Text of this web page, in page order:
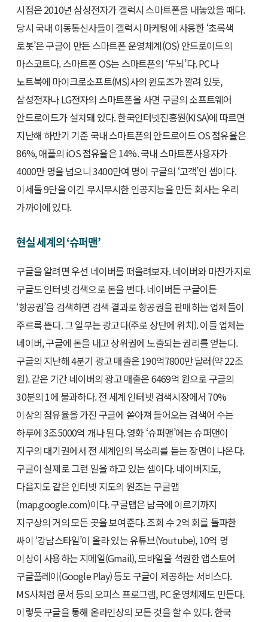
시점은 2010년 삼성전자가 갤럭시 스마트폰을 내놓았을 때다.
당시 국내 이동통신사들이 갤럭시 마케팅에 사용한 ‘초록색
로봇’은 구글이 만든 스마트폰 운영체계(OS) 안드로이드의
마스코트다. 스마트폰 OS는 스마트폰의 ‘두뇌’다. PC나
노트북에 마이크로소프트(MS)사의 윈도즈가 깔려 있듯,
삼성전자나 LG전자의 스마트폰을 사면 구글의 소프트웨어
안드로이드가 설치돼 있다. 한국인터넷진흥원(KISA)에 따르면
지난해 하반기 기준 국내 스마트폰의 안드로이드 OS 점유율은
86%, 애플의 iOS 점유율은 14%. 국내 스마트폰사용자가
4000만 명을 넘으니 3400만여 명이 구글의 ‘고객’인 셈이다.
이세돌 9단을 이긴 무시무시한 인공지능을 만든 회사는 우리
가까이에 있다.
현실 세계의 ‘슈퍼맨’
구글을 알려면 우선 네이버를 떠올려보자. 네이버와 마찬가지로
구글도 인터넷 검색으로 돈을 번다. 네이버든 구글이든
‘항공권’을 검색하면 검색 결과로 항공권을 판매하는 업체들이
주르륵 뜬다. 그 일부는 광고다(주로 상단에 위치). 이들 업체는
네이버, 구글에 돈을 내고 상위권에 노출되는 권리를 얻는다.
구글의 지난해 4분기 광고 매출은 190억7800만 달러(약 22조
원). 같은 기간 네이버의 광고 매출은 6469억 원으로 구글의
30분의 1에 불과하다. 전 세계 인터넷 검색시장에서 70%
이상의 점유율을 가진 구글에 쏟아져 들어오는 검색어 수는
하루에 3조5000억 개나 된다. 영화 ‘슈퍼맨’에는 슈퍼맨이
지구의 대기권에서 전 세계인의 목소리를 듣는 장면이 나온다.
구글이 실제로 그런 일을 하고 있는 셈이다. 네이버지도,
다음지도 같은 인터넷 지도의 원조는 구글맵
(map.google.com)이다. 구글맵은 남극에 이르기까지
지구상의 거의 모든 곳을 보여준다. 조회 수 2억 회를 돌파한
싸이 ‘강남스타일’이 올라 있는 유튜브(Youtube), 10억 명
이상이 사용하는 지메일(Gmail), 모바일을 석권한 앱스토어
구글플레이(Google Play) 등도 구글이 제공하는 서비스다.
MS사처럼 문서 등의 오피스 프로그램, PC 운영체제도 만든다.
이렇듯 구글을 통해 온라인상의 모든 것을 할 수 있다. 한국